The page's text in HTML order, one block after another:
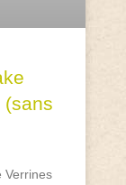
(sans
Verrines